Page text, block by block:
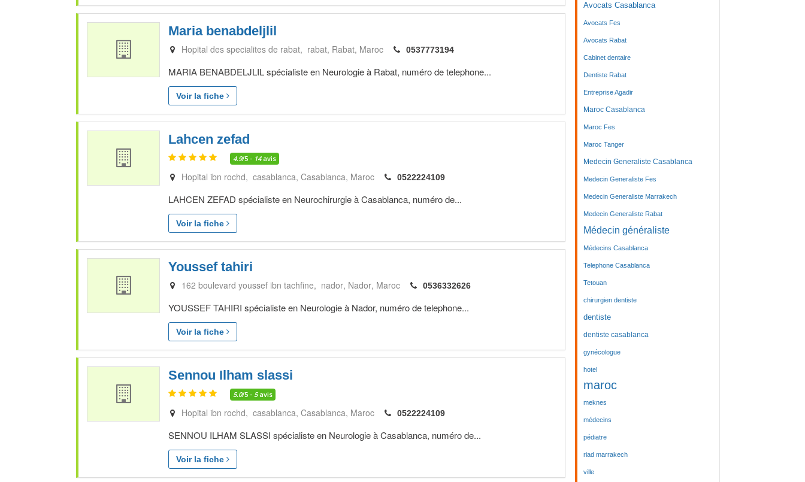
Maria benabdeljlil
Hopital des specialites de rabat, rabat Rabat Maroc 0537773194
MARIA BENABDELJLIL spécialiste en Neurologie à Rabat, numéro de telephone...
Voir la fiche
Lahcen zefad
4.9/5 - 14avis
Hopital ibn rochd, casablanca Casablanca Maroc 0522224109
LAHCEN ZEFAD spécialiste en Neurochirurgie à Casablanca, numéro de...
Voir la fiche
Youssef tahiri
162 boulevard youssef ibn tachfine, nador Nador Maroc 0536332626
YOUSSEF TAHIRI spécialiste en Neurologie à Nador, numéro de telephone...
Voir la fiche
Sennou Ilham slassi
5.0/5 - 5avis
Hopital ibn rochd, casablanca Casablanca Maroc 0522224109
SENNOU ILHAM SLASSI spécialiste en Neurologie à Casablanca, numéro de...
Voir la fiche
Avocats Casablanca
Avocats Fes
Avocats Rabat
Cabinet dentaire
Dentiste Rabat
Entreprise Agadir
Maroc Casablanca
Maroc Fes
Maroc Tanger
Medecin Generaliste Casablanca
Medecin Generaliste Fes
Medecin Generaliste Marrakech
Medecin Generaliste Rabat
Médecin généraliste
Médecins Casablanca
Telephone Casablanca
Tetouan
chirurgien dentiste
dentiste
dentiste casablanca
gynécologue
hotel
maroc
meknes
médecins
pédiatre
riad marrakech
ville